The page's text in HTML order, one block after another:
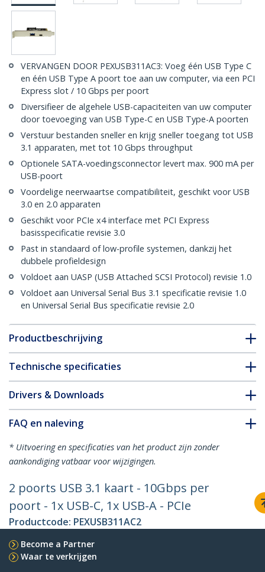
VERVANGEN DOOR PEXUSB311AC3: Voeg één USB Type C
en één USB Type A poort toe aan uw computer, via een PCI
Express slot / 10 Gbps per poort
Diversifieer de algehele USB-capaciteiten van uw computer
door toevoeging van USB Type-C en USB Type-A poorten
Verstuur bestanden sneller en krijg sneller toegang tot USB
3.1 apparaten, met tot 10 Gbps throughput
Optionele SATA-voedingsconnector levert max. 900 mA per
USB-poort
Voordelige neerwaartse compatibiliteit, geschikt voor USB
3.0 en 2.0 apparaten
Geschikt voor PCIe x4 interface met PCI Express
basisspecificatie revisie 3.0
Past in standaard of low-profile systemen, dankzij het
dubbele profieldesign
Voldoet aan UASP (USB Attached SCSI Protocol) revisie 1.0
Voldoet aan Universal Serial Bus 3.1 specificatie revisie 1.0
en Universal Serial Bus specificatie revisie 2.0
Productbeschrijving
Technische specificaties
Drivers & Downloads
FAQ en naleving
* Uitvoering en specificaties van het product zijn zonder
aankondiging vatbaar voor wijzigingen.
2 poorts USB 3.1 kaart - 10Gbps per
poort - 1x USB-C, 1x USB-A - PCIe
Productcode: PEXUSB311AC2
Become a Partner
Waar te verkrijgen